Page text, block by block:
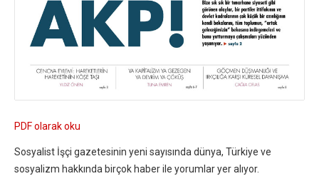
PDF olarak oku
Sosyalist İşçi gazetesinin yeni sayısında dünya, Türkiye ve
sosyalizm hakkında birçok haber ile yorumlar yer alıyor.